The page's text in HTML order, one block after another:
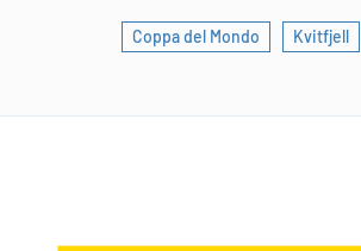
Coppa del Mondo Kvitfjell